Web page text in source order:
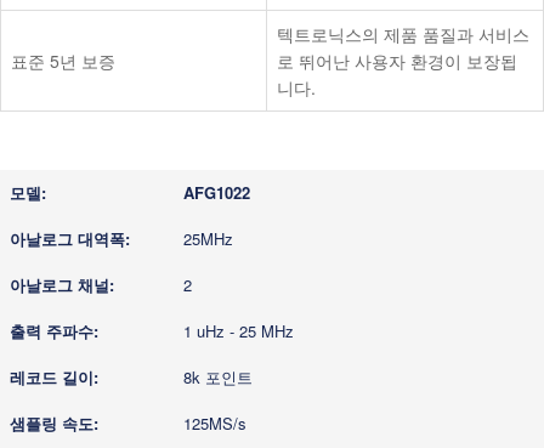
표준 5년 보증
텍트로닉스의 제품 품질과 서비스
로 뛰어난 사용자 환경이 보장됩
니다.
AFG1022
25MHz
2
1 uHz - 25 MHz
8k 포인트
125MS/s